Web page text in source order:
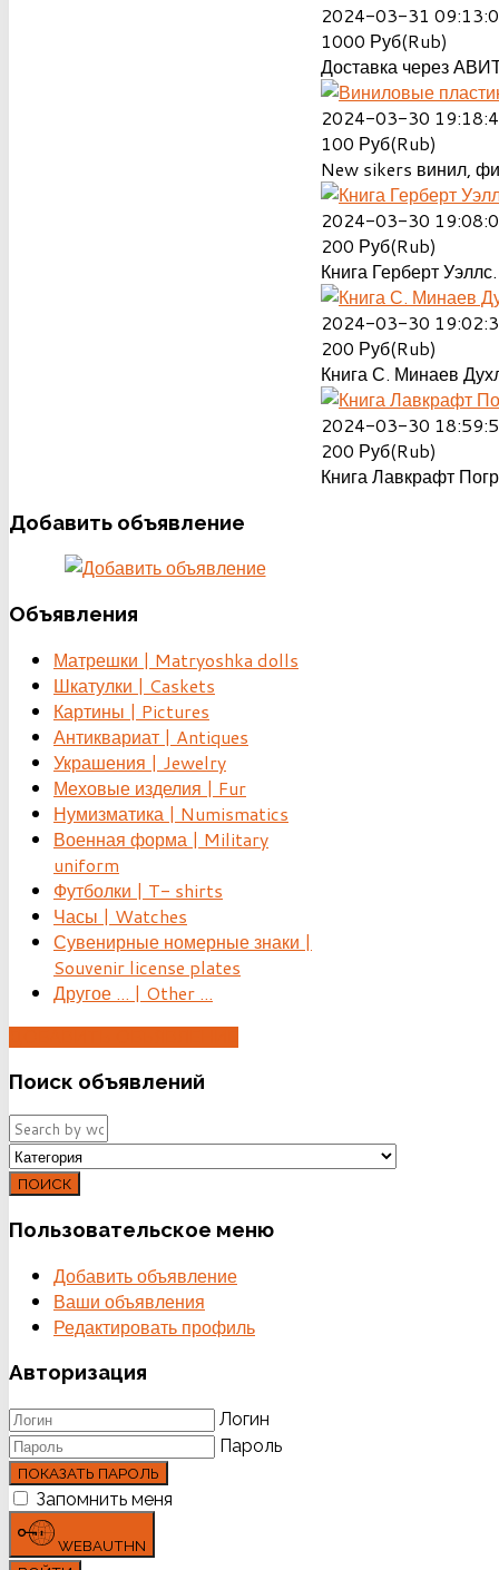
2024-03-31
1000 Руб(Rub)
Доставка через
2024-03-30
100 Руб(Rub)
New sikers винил,
2024-03-30
200 Руб(Rub)
Книга Герберт
2024-03-30
200 Руб(Rub)
Книга С. Минаев
2024-03-30
200 Руб(Rub)
Книга Лавкрафт
Добавить объявление
Объявления
Матрешки | Matryoshka dolls
Шкатулки | Caskets
Картины | Pictures
Антиквариат | Antiques
Украшения | Jewelry
Меховые изделия | Fur
Нумизматика | Numismatics
Военная форма | Military
uniform
Футболки | T- shirts
Часы | Watches
Сувенирные номерные знаки |
Souvenir license plates
Другое ... | Other ...
Поиск объявлений
ПОИСК
Пользовательское меню
Добавить объявление
Ваши объявления
Редактировать профиль
Авторизация
Логин
Пароль
ПОКАЗАТЬ ПАРОЛЬ
Запомнить меня
WEBAUTHN